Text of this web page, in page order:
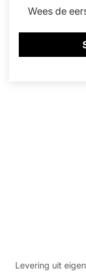
Wees de
Levering uit